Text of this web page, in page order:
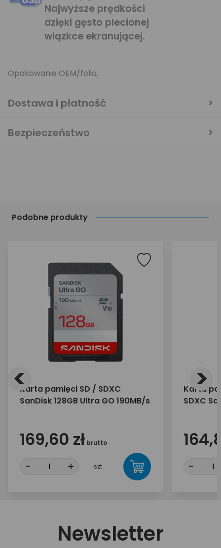
Podobne produkty
Karta pamięci SD / SDXC
SanDisk 128GB Ultra GO 190MB/s
169,60 zł brutto
- + szt.
Karta
SDXC
-
< >
Najwyższe prędkości
dzięki gęsto plecionej
wiązkce ekranującej.
Opakowanie OEM/folia.
Dostawa i płatność
Bezpieczeństwo
Newsletter